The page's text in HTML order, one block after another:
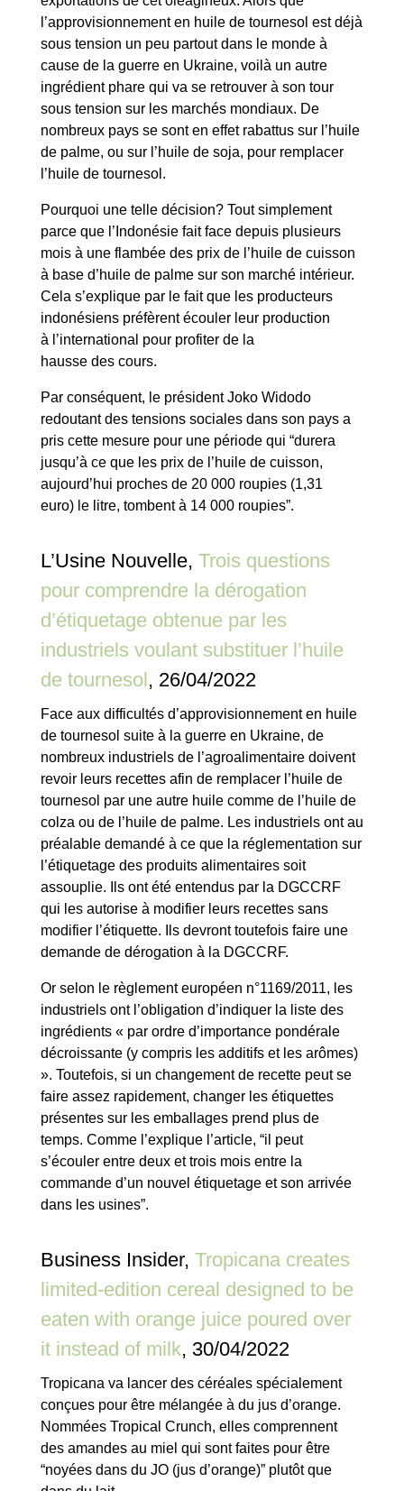
l’approvisionnement en huile de tournesol est déjà
sous tension un peu partout dans le monde à
cause de la guerre en Ukraine, voilà un autre
ingrédient phare qui va se retrouver à son tour
sous tension sur les marchés mondiaux. De
nombreux pays se sont en effet rabattus sur l’huile
de palme, ou sur l’huile de soja, pour remplacer
l’huile de tournesol.
Pourquoi une telle décision? Tout simplement
parce que l’Indonésie fait face depuis plusieurs
mois à une flambée des prix de l’huile de cuisson
à base d’huile de palme sur son marché intérieur.
Cela s’explique par le fait que les producteurs
indonésiens préfèrent écouler leur production
à l’international pour profiter de la
hausse des cours.
Par conséquent, le président Joko Widodo
redoutant des tensions sociales dans son pays a
pris cette mesure pour une période qui “durera
jusqu’à ce que les prix de l’huile de cuisson,
aujourd’hui proches de 20 000 roupies (1,31
euro) le litre, tombent à 14 000 roupies”.
L’Usine Nouvelle, Trois questions
pour comprendre la dérogation
d’étiquetage obtenue par les
industriels voulant substituer l’huile
de tournesol, 26/04/2022
Face aux difficultés d’approvisionnement en huile
de tournesol suite à la guerre en Ukraine, de
nombreux industriels de l’agroalimentaire doivent
revoir leurs recettes afin de remplacer l’huile de
tournesol par une autre huile comme de l’huile de
colza ou de l’huile de palme. Les industriels ont au
préalable demandé à ce que la réglementation sur
l’étiquetage des produits alimentaires soit
assouplie. Ils ont été entendus par la DGCCRF
qui les autorise à modifier leurs recettes sans
modifier l’étiquette. Ils devront toutefois faire une
demande de dérogation à la DGCCRF.
Or selon le règlement européen n°1169/2011, les
industriels ont l’obligation d’indiquer la liste des
ingrédients « par ordre d’importance pondérale
décroissante (y compris les additifs et les arômes)
». Toutefois, si un changement de recette peut se
faire assez rapidement, changer les étiquettes
présentes sur les emballages prend plus de
temps. Comme l’explique l’article, “il peut
s’écouler entre deux et trois mois entre la
commande d’un nouvel étiquetage et son arrivée
dans les usines”.
Business Insider, Tropicana creates
limited-edition cereal designed to be
eaten with orange juice poured over
it instead of milk, 30/04/2022
Tropicana va lancer des céréales spécialement
conçues pour être mélangée à du jus d’orange.
Nommées Tropical Crunch, elles comprennent
des amandes au miel qui sont faites pour être
“noyées dans du JO (jus d’orange)” plutôt que